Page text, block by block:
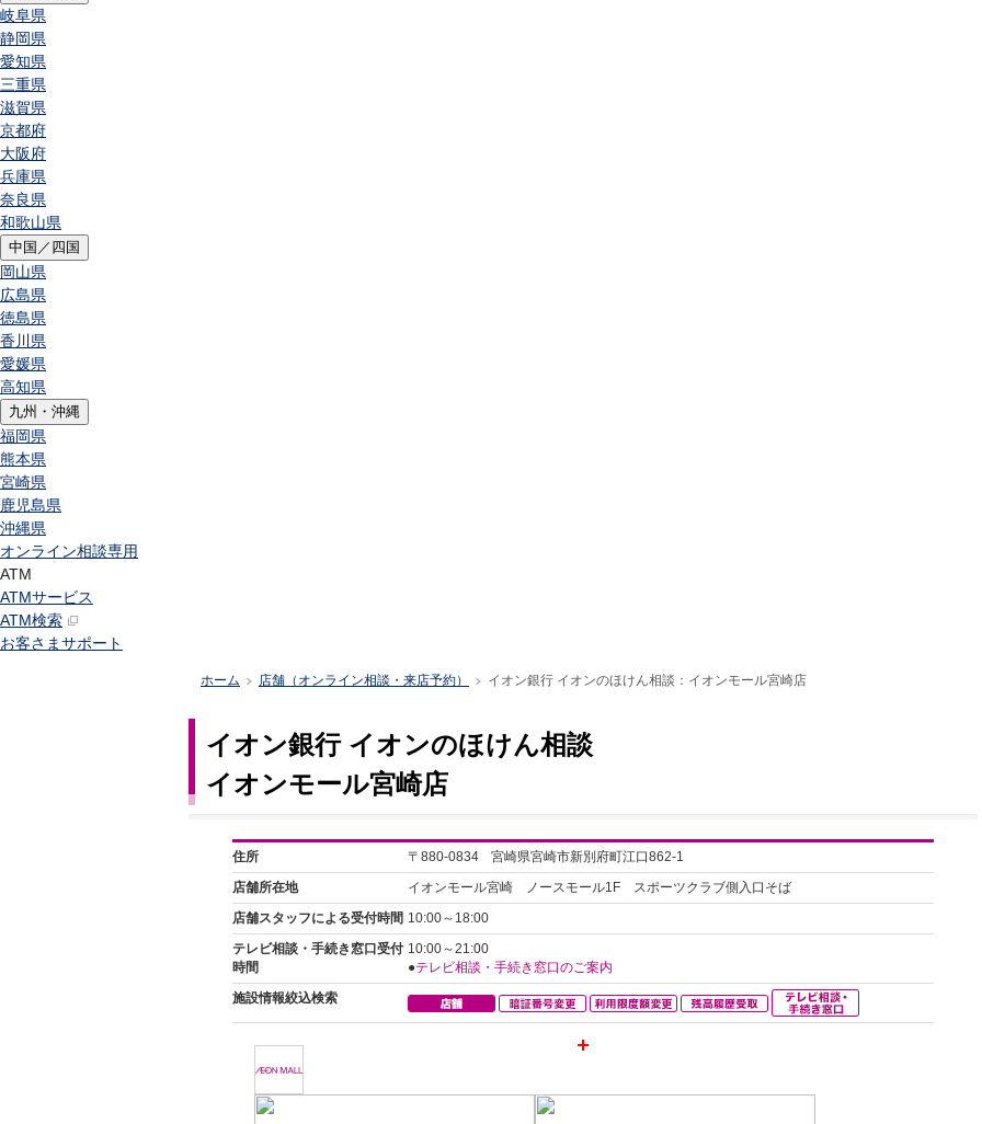
岐阜県
静岡県
愛知県
三重県
滋賀県
京都府
大阪府
兵庫県
奈良県
和歌山県
中国／四国
岡山県
広島県
徳島県
香川県
愛媛県
高知県
九州・沖縄
福岡県
熊本県
宮崎県
鹿児島県
沖縄県
オンライン相談専用
ATM
ATMサービス
ATM検索
お客さまサポート
ホーム >店舗（オンライン相談・来店予約） イオン銀行 イオンのほけん相談：イオンモール宮崎店
イオン銀行 イオンのほけん相談
イオンモール宮崎店